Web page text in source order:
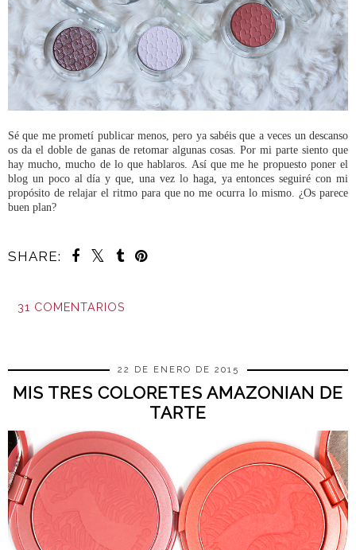
Sé que me prometí publicar menos, pero ya sabéis que a veces un descanso
os da el doble de ganas de retomar algunas cosas. Por mi parte siento que
hay mucho, mucho de lo que hablaros. Así que me he propuesto poner el
blog un poco al día y que, una vez lo haga, ya entonces seguiré con mi
propósito de relajar el ritmo para que no me ocurra lo mismo. ¿Os parece
buen plan?
SHARE:
31 COMENTARIOS
22 DE ENERO DE 2015
MIS TRES COLORETES AMAZONIAN DE
TARTE